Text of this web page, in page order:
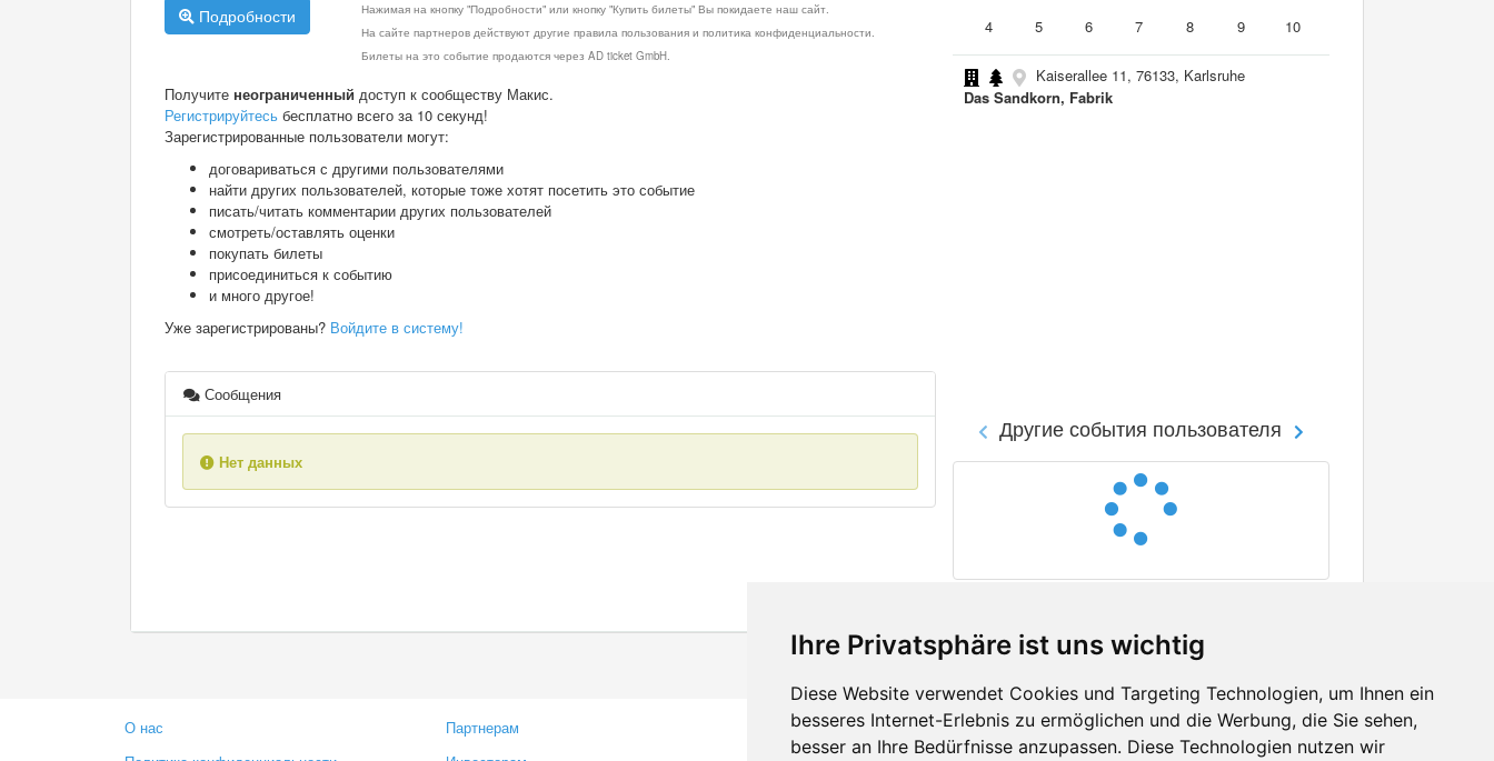
Ihre Privatsphäre ist uns wichtig
Diese Website verwendet Cookies und Targeting Technologien, um Ihnen ein
besseres Internet-Erlebnis zu ermöglichen und die Werbung, die Sie sehen,
besser an Ihre Bedürfnisse anzupassen. Diese Technologien nutzen wir
Подробности
Нажимая на кнопку "Подробности" или кнопку "Купить билеты" Вы покидаете наш сайт.
На сайте партнеров действуют другие правила пользования и политика конфиденциальности.
Билеты на это событие продаются через AD ticket GmbH.
Получите неограниченный доступ к сообществу Макис.
Регистрируйтесь бесплатно всего за 10 секунд!
Зарегистрированные пользователи могут:
договариваться с другими пользователями
найти других пользователей, которые тоже хотят посетить это событие
писать/читать комментарии других пользователей
смотреть/оставлять оценки
покупать билеты
присоединиться к событию
и много другое!
Уже зарегистрированы? Войдите в систему!
Сообщения
Нет данных
4
5 6 7 8 9 10
Kaiserallee 11, 76133, Karlsruhe
Das Sandkorn, Fabrik
Другие события пользователя
О нас
Партнерам
Контакты
Facebook